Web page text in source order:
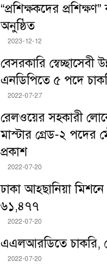
“প্রশিক্ষকদের প্রশিক্ষণ”
অনুষ্ঠিত
2023-12-12
বেসরকারি স্বেচ্ছাসেবী
এনডিপিতে ৫ পদে
2022-07-27
রেলওয়ের সহকারী
মাস্টার গ্রেড-২ পদের
প্রকাশ
2022-07-20
ঢাকা আহ্ছানিয়া
৬১,৪৭৭
2022-07-20
এএলআরডিতে চাকরি,
2022-07-20